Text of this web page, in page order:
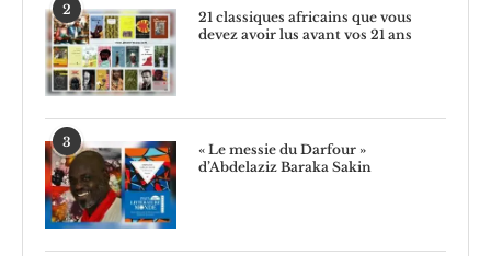
2
21 classiques africains que vous
devez avoir lus avant vos 21 ans
3
« Le messie du Darfour »
d’Abdelaziz Baraka Sakin